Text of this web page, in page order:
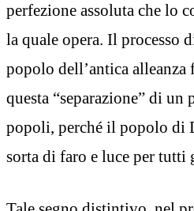
perfezione assoluta che lo
la quale opera. Il processo
popolo dell’antica alleanza
questa “separazione” di
popoli, perché il popolo di
sorta di faro e luce per tutti